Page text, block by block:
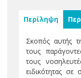
Περίληψη
Σκοπός αυτής
τους
τους
ειδικότητας